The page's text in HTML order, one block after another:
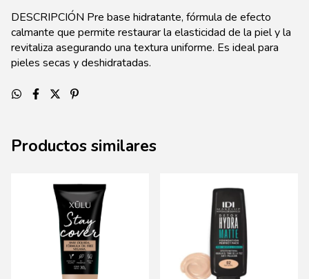
DESCRIPCIÓN Pre base hidratante, fórmula de efecto
calmante que permite restaurar la elasticidad de la piel y la
revitaliza asegurando una textura uniforme. Es ideal para
pieles secas y deshidratadas.
Productos similares